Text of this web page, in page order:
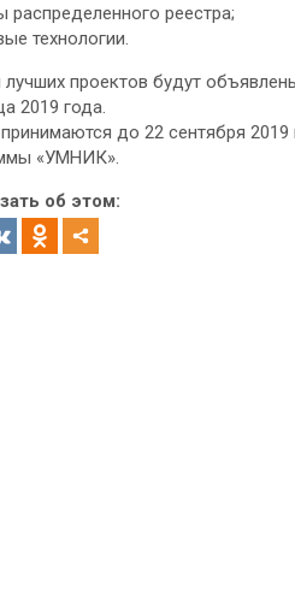
распределенного реестра;
технологии.
проектов будут
2019 года.
до 22 сентября
«УМНИК».
об этом: